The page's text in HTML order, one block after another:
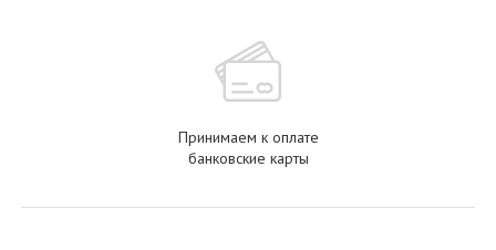
Принимаем к оплате
банковские карты